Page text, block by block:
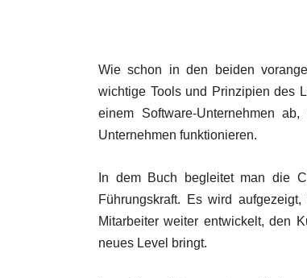
Wie schon in den beiden
wichtige Tools und Prinzipien des
einem Software-Unternehmen
Unternehmen funktionieren.
In dem Buch begleitet man die
Führungskraft. Es wird
Mitarbeiter weiter entwickelt, den
neues Level bringt.